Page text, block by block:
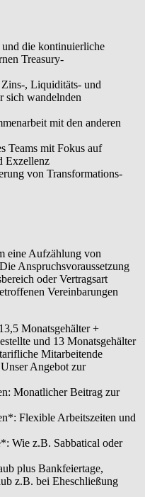
die kontinuierliche
Treasury-
Zins-, Liquiditäts- und
sich wandelnden
mit den anderen
Teams mit Fokus auf
Exzellenz
von Transformations-
eine Aufzählung von
Anspruchsvoraussetzung
oder Vertragsart
Vereinbarungen
Monatsgehälter +
und 13 Monatsgehälter
Mitarbeitende
Angebot zur
Monatlicher Beitrag zur
Flexible Arbeitszeiten und
Wie z.B. Sabbatical oder
plus Bankfeiertage,
z.B. bei Eheschließung